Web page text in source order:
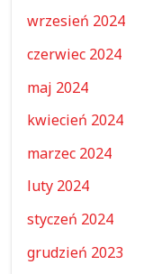
wrzesień 2024
czerwiec 2024
maj 2024
kwiecień 2024
marzec 2024
luty 2024
styczeń 2024
grudzień 2023